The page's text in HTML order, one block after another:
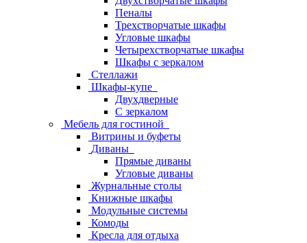
Пеналы
Трехстворчатые шкафы
Угловые шкафы
Четырехстворчатые шкафы
Шкафы с зеркалом
Стеллажи
Шкафы-купе
Двухдверные
С зеркалом
Мебель для гостиной
Витрины и буфеты
Диваны
Прямые диваны
Угловые диваны
Журнальные столы
Книжные шкафы
Модульные системы
Комоды
Кресла для отдыха